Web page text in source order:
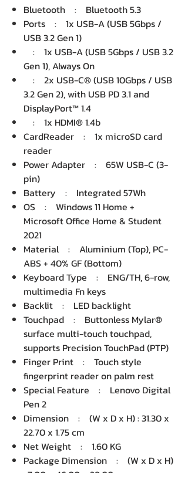
Bluetooth : Bluetooth 5.3
Ports : 1x USB-A (USB 5Gbps /
USB 3.2 Gen 1)
: 1x USB-A (USB 5Gbps / USB 3.2
Gen 1), Always On
: 2x USB-C® (USB 10Gbps / USB
3.2 Gen 2), with USB PD 3.1 and
DisplayPort™ 1.4
: 1x HDMI® 1.4b
CardReader : 1x microSD card
reader
Power Adapter : 65W USB-C (3-
pin)
Battery : Integrated 57Wh
OS : Windows 11 Home +
Microsoft Office Home & Student
2021
Material : Aluminium (Top), PC-
ABS + 40% GF (Bottom)
Keyboard Type : ENG/TH, 6-row,
multimedia Fn keys
Backlit : LED backlight
Touchpad : Buttonless Mylar®
surface multi-touch touchpad,
supports Precision TouchPad (PTP)
Finger Print : Touch style
fingerprint reader on palm rest
Special Feature : Lenovo Digital
Pen 2
Dimension : (W x D x H) : 31.30 x
22.70 x 1.75 cm
Net Weight : 1.60 KG
Package Dimension : (W x D x H)
: 7.00 x 46.00 x 29.00 cm